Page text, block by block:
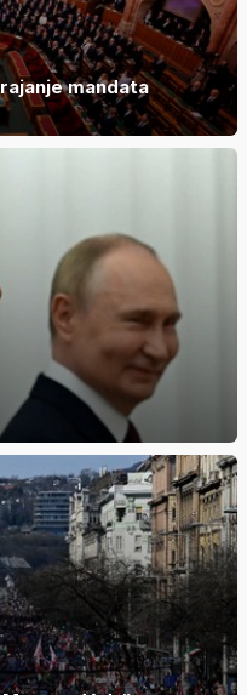
mandata